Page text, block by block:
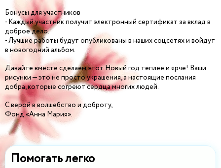
Помогать легко
Бонусы для участников
- Каждый участник получит электронный сертификат за вклад в
доброе дело.
- Лучшие работы будут опубликованы в наших соцсетях и войдут
в новогодний альбом.
Давайте вместе сделаем этот Новый год теплее и ярче! Ваши
рисунки — это не просто украшения, а настоящие послания
добра, которые согреют сердца многих людей.
С верой в волшебство и доброту,
Фонд «Анна Мария».